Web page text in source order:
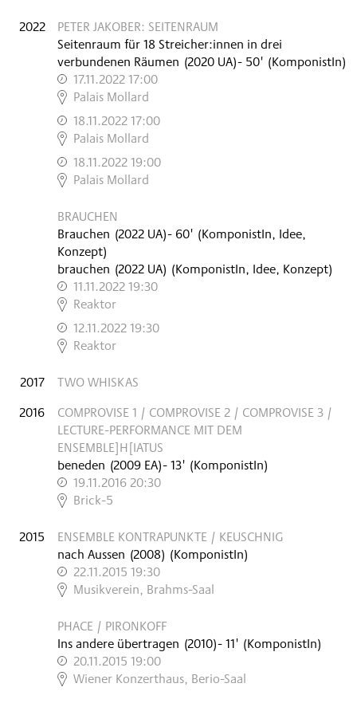
2022
PETER JAKOBER: SEITENRAUM
Seitenraum für 18 Streicher:innen in drei
verbundenen Räumen (2020 UA)- 50' (KomponistIn)
17.11.2022 17:00
,
Palais Mollard
18.11.2022 17:00
,
Palais Mollard
18.11.2022 19:00
,
Palais Mollard
BRAUCHEN
Brauchen (2022 UA)- 60' (KomponistIn, Idee,
Konzept)
brauchen (2022 UA) (KomponistIn, Idee, Konzept)
11.11.2022 19:30
,
Reaktor
12.11.2022 19:30
,
Reaktor
2017
TWO WHISKAS
2016
COMPROVISE 1 / COMPROVISE 2 / COMPROVISE 3 /
LECTURE-PERFORMANCE MIT DEM
ENSEMBLE]H[IATUS
beneden (2009 EA)- 13' (KomponistIn)
19.11.2016 20:30
,
Brick-5
2015
ENSEMBLE KONTRAPUNKTE / KEUSCHNIG
nach Aussen (2008) (KomponistIn)
22.11.2015 19:30
,
Musikverein, Brahms-Saal
PHACE / PIRONKOFF
Ins andere übertragen (2010)- 11' (KomponistIn)
20.11.2015 19:00
,
Wiener Konzerthaus, Berio-Saal